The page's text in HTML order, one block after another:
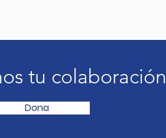
tu colaboración
Dona